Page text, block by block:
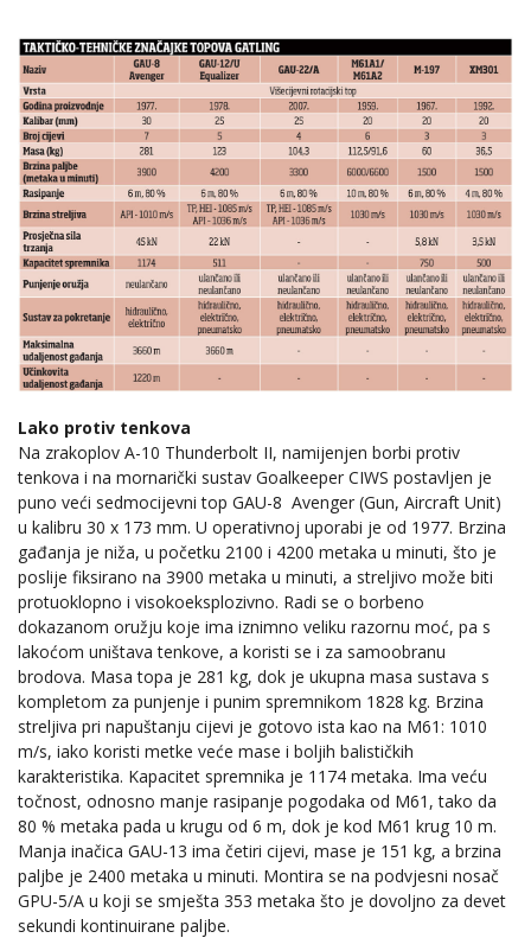
Lako protiv tenkova
Na zrakoplov A-10 Thunderbolt II, namijenjen borbi protiv
tenkova i na mornarički sustav Goalkeeper CIWS postavljen je
puno veći sedmocijevni top GAU-8 Avenger (Gun, Aircraft Unit)
u kalibru 30 x 173 mm. U operativnoj uporabi je od 1977. Brzina
gađanja je niža, u početku 2100 i 4200 metaka u minuti, što je
poslije fiksirano na 3900 metaka u minuti, a streljivo može biti
protuoklopno i visokoeksplozivno. Radi se o borbeno
dokazanom oružju koje ima iznimno veliku razornu moć, pa s
lakoćom uništava tenkove, a koristi se i za samoobranu
brodova. Masa topa je 281 kg, dok je ukupna masa sustava s
kompletom za punjenje i punim spremnikom 1828 kg. Brzina
streljiva pri napuštanju cijevi je gotovo ista kao na M61: 1010
m/s, iako koristi metke veće mase i boljih balističkih
karakteristika. Kapacitet spremnika je 1174 metaka. Ima veću
točnost, odnosno manje rasipanje pogodaka od M61, tako da
80 % metaka pada u krugu od 6 m, dok je kod M61 krug 10 m.
Manja inačica GAU-13 ima četiri cijevi, mase je 151 kg, a brzina
paljbe je 2400 metaka u minuti. Montira se na podvjesni nosač
GPU-5/A u koji se smješta 353 metaka što je dovoljno za devet
sekundi kontinuirane paljbe.